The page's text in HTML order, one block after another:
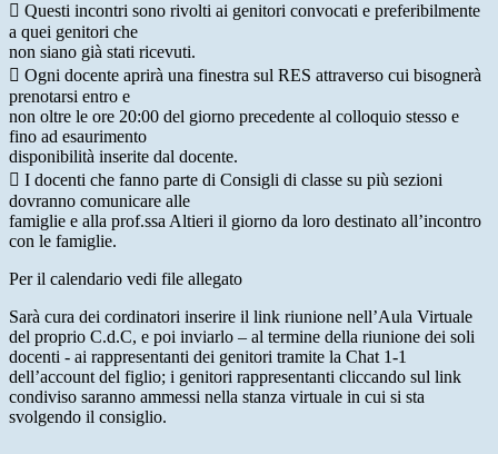
 Questi incontri sono rivolti ai genitori convocati e preferibilmente
a quei genitori che
non siano già stati ricevuti.
 Ogni docente aprirà una finestra sul RES attraverso cui bisognerà
prenotarsi entro e
non oltre le ore 20:00 del giorno precedente al colloquio stesso e
fino ad esaurimento
disponibilità inserite dal docente.
 I docenti che fanno parte di Consigli di classe su più sezioni
dovranno comunicare alle
famiglie e alla prof.ssa Altieri il giorno da loro destinato all’incontro
con le famiglie.
Per il calendario vedi file allegato
Sarà cura dei cordinatori inserire il link riunione nell’Aula Virtuale
del proprio C.d.C, e poi inviarlo – al termine della riunione dei soli
docenti - ai rappresentanti dei genitori tramite la Chat 1-1
dell’account del figlio; i genitori rappresentanti cliccando sul link
condiviso saranno ammessi nella stanza virtuale in cui si sta
svolgendo il consiglio.